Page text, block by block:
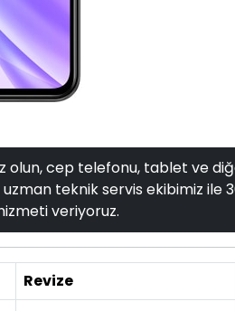
olun, cep telefonu, tablet ve
teknik servis ekibimiz ile
veriyoruz.
Revize